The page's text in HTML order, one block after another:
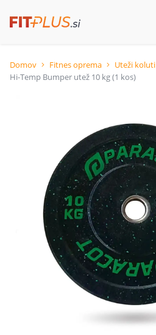
Domov Fitnes oprema
Uteži koluti
Hi-Temp Bumper utež 10 kg (1 kos)